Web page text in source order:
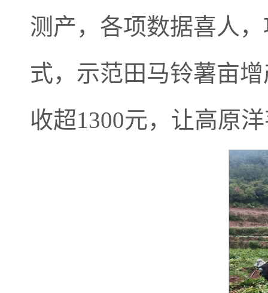
测产，各项数据喜人
式，示范田马铃薯亩
收超1300元，让高原